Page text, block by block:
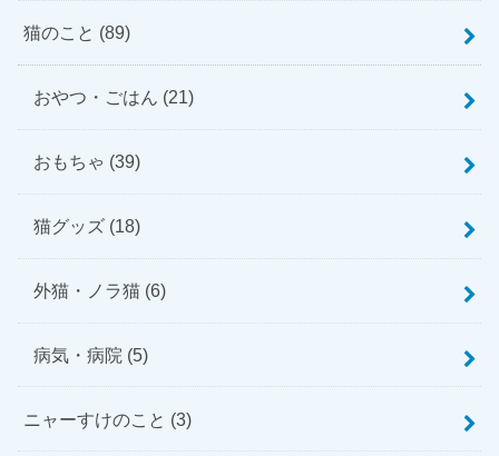
猫のこと (89)
おやつ・ごはん (21)
おもちゃ (39)
猫グッズ (18)
外猫・ノラ猫 (6)
病気・病院 (5)
ニャーすけのこと (3)